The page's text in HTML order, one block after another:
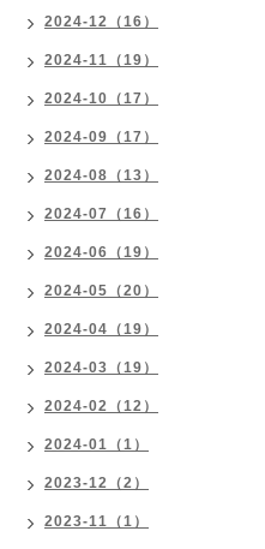
2024-12（16）
2024-11（19）
2024-10（17）
2024-09（17）
2024-08（13）
2024-07（16）
2024-06（19）
2024-05（20）
2024-04（19）
2024-03（19）
2024-02（12）
2024-01（1）
2023-12（2）
2023-11（1）